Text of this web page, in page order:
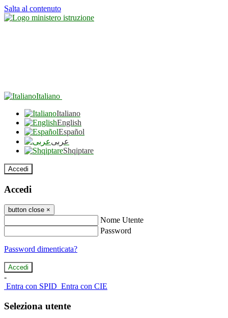
Salta al contenuto
Italiano
Italiano
English
Español
عربى
Shqiptare
Accedi
Accedi
button close ×
Nome Utente
Password
Password dimenticata?
-
Entra con SPID Entra con CIE
Seleziona utente